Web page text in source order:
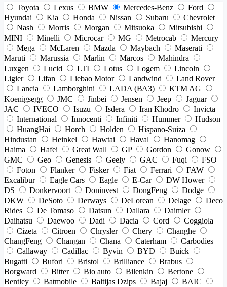
Toyota Lexus BMW Mercedes-Benz
Ford
Hyundai
Kia Honda Nissan Subaru
Chevrolet
Nash
Morris Morgan Mitsuoka
Mitsubishi
MINI
Minelli Microcar MG Metrocab
Mercury
Mega
McLaren Mazda Maybach
Maserati
Maruti
Marussia Marlin Marcos
Mahindra
Luxgen
Lucid LTI Lotus Logem
Lincoln
Ligier
Lifan Liebao Motor Landwind
Land Rover
Lancia
Lamborghini LADA (ВАЗ)
KTM AG
Koenigsegg
JMC Jinbei Jensen Jeep
Jaguar
JAC
IVECO Isuzu Isdera Iran Khodro
Invicta
International
Innocenti Infiniti Hummer
Hudson
HuangHai
Horch Holden
Hispano-Suiza
Hindustan
Heinkel Hawtai Haval
Hanomag
Haima
Hafei Great Wall GP Gordon
Gonow
GMC
Geo Genesis Geely GAC Fuqi
FSO
Foton
Flanker Fisker Fiat Ferrari
FAW
Excalibur
Eagle Cars Eagle E-Car
DW Hower
DS
Donkervoort Doninvest DongFeng
Dodge
DKW
DeSoto Derways DeLorean Delage
Deco
Rides
De Tomaso Datsun Dallara
Daimler
Daihatsu
Daewoo Dadi Dacia Cord
Coggiola
Cizeta
Citroen Chrysler Chery
Changhe
ChangFeng
Changan Chana Caterham
Carbodies
Callaway
Cadillac Byvin BYD
Buick
Bugatti
Bufori Bristol Brilliance
Brabus
Borgward
Bitter Bio auto Bilenkin
Bertone
Bentley
Batmobile Baltijas Dzips Bajaj
BAIC